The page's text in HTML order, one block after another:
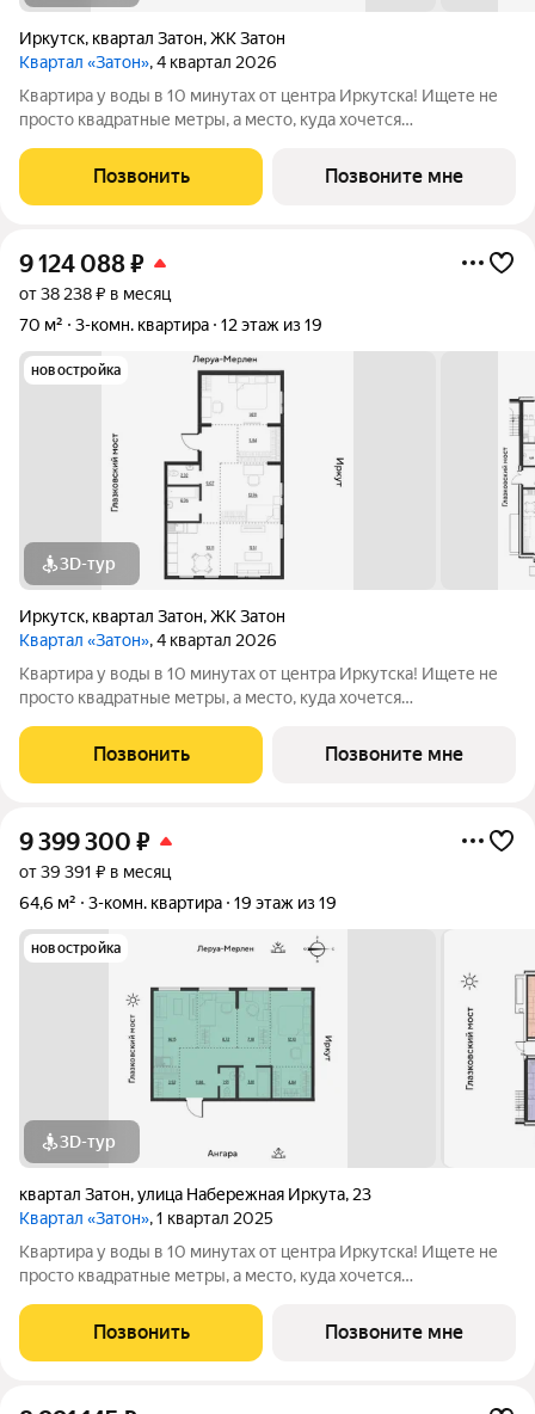
Иркутск, квартал Затон,ЖК Затон
Квартал «Затон», 4 квартал 2026
Квартира у воды в 10 минутах от центра Иркутска! Ищете не
просто квадратные метры, а место, куда хочется
уникальный жилой комплекс на первой береговой линии,
расположенный на живописном полуострове в
Позвонить Позвоните мне
9 124 088₽
от 38 238 ₽ в месяц
70 м²
3-комн. квартира 12 этаж из 19
новостройка
3D-тур
Иркутск, квартал Затон,ЖК Затон
Квартал «Затон», 4 квартал 2026
Квартира у воды в 10 минутах от центра Иркутска! Ищете не
просто квадратные метры, а место, куда хочется
уникальный жилой комплекс на первой береговой линии,
расположенный на живописном полуострове в
Позвонить Позвоните мне
9 399 300 ₽
от 39 391 ₽ в месяц
64,6 м²
3-комн. квартира 19 этаж из 19
новостройка
3D-тур
квартал Затон,улица Набережная Иркута, 23
Квартал «Затон», 1 квартал 2025
Квартира у воды в 10 минутах от центра Иркутска! Ищете не
просто квадратные метры, а место, куда хочется
уникальный жилой комплекс на первой береговой линии,
расположенный на живописном полуострове в
Позвонить Позвоните мне